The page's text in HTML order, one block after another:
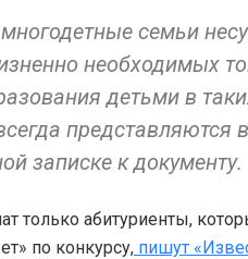
семьи
необходимых
детьми в
записке к документу.
только абитуриенты,
по конкурсу, пишут